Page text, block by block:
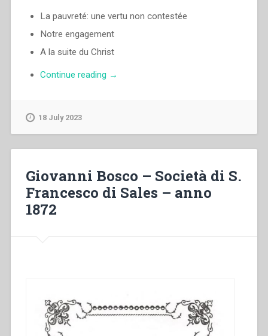
La pauvreté: une vertu non contestée
Notre engagement
A la suite du Christ
Continue reading “Luigi
→
18 July 2023
Giovanni Bosco – Società di S.
Francesco di Sales – anno
1872